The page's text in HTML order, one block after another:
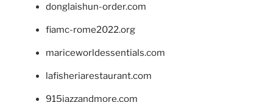
donglaishun-order.com
fiamc-rome2022.org
mariceworldessentials.com
lafisheriarestaurant.com
915jazzandmore.com